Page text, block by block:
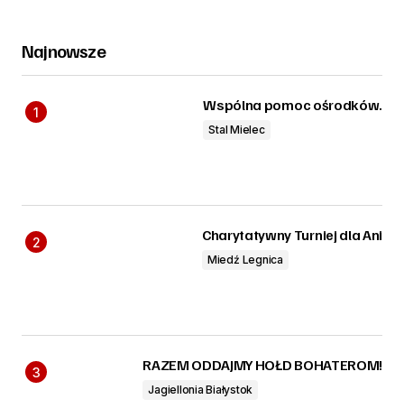
Najnowsze
Wspólna pomoc ośrodków.
Stal Mielec
Charytatywny Turniej dla Ani
Miedź Legnica
RAZEM ODDAJMY HOŁD BOHATEROM!
Jagiellonia Białystok